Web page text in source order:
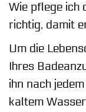
Wie pflege ich
richtig, damit
Um die
Ihres
ihn nach
kaltem